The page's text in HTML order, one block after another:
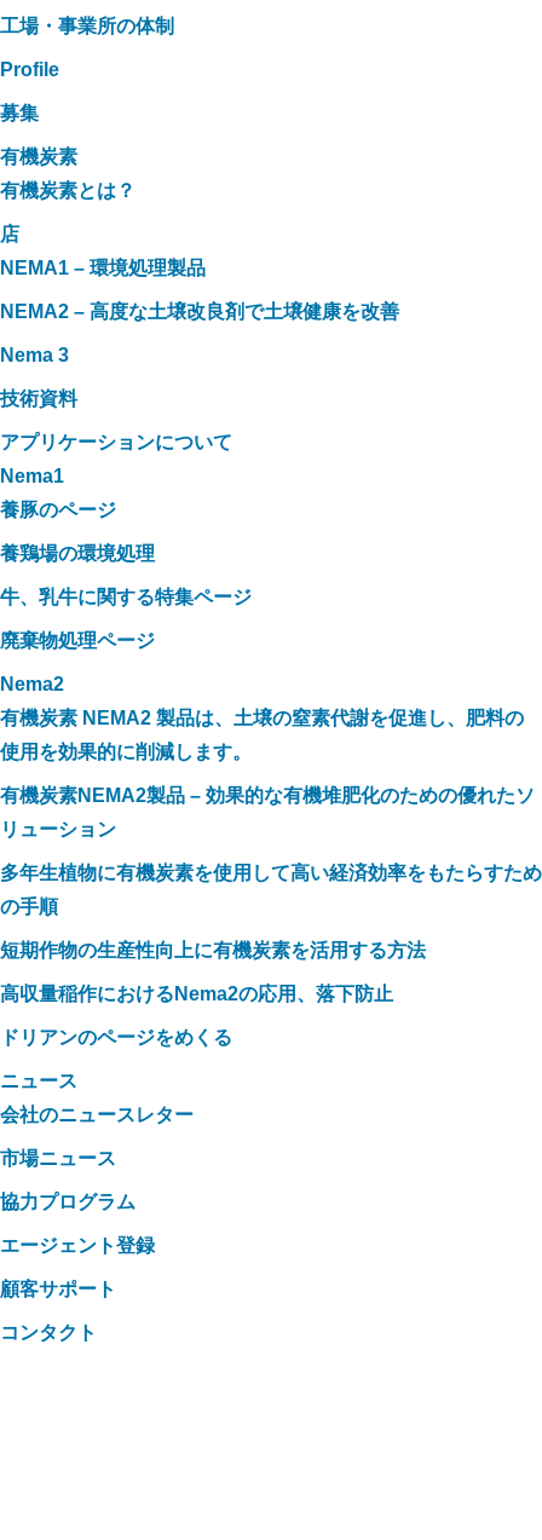
工場・事業所の体制
Profile
募集
有機炭素
有機炭素とは？
店
NEMA1 – 環境処理製品
NEMA2 – 高度な土壌改良剤で土壌健康を改善
Nema 3
技術資料
アプリケーションについて
Nema1
養豚のページ
養鶏場の環境処理
牛、乳牛に関する特集ページ
廃棄物処理ページ
Nema2
有機炭素 NEMA2 製品は、土壌の窒素代謝を促進し、肥料の
使用を効果的に削減します。
有機炭素NEMA2製品 – 効果的な有機堆肥化のための優れたソ
リューション
多年生植物に有機炭素を使用して高い経済効率をもたらすため
の手順
短期作物の生産性向上に有機炭素を活用する方法
高収量稲作におけるNema2の応用、落下防止
ドリアンのページをめくる
ニュース
会社のニュースレター
市場ニュース
協力プログラム
エージェント登録
顧客サポート
コンタクト